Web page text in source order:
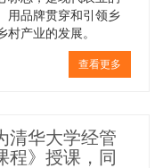
用品牌贯穿和引领乡
产业的发展。
查看更多
清华大学经管
程》授课，同